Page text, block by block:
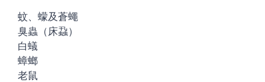
蚊、蠓及蒼蠅
臭蟲（床蝨）
白蟻
蟑螂
老鼠